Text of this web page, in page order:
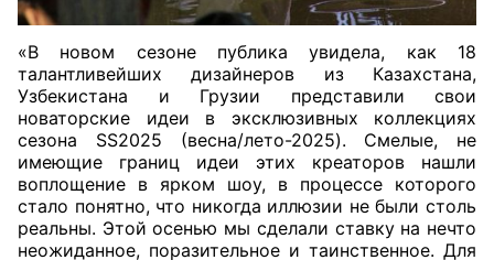
«В новом сезоне публика увидела, как 18
талантливейших дизайнеров из Казахстана,
Узбекистана и Грузии представили свои
новаторские идеи в эксклюзивных коллекциях
сезона SS2025 (весна/лето-2025). Смелые, не
имеющие границ идеи этих креаторов нашли
воплощение в ярком шоу, в процессе которого
стало понятно, что никогда иллюзии не были столь
реальны. Этой осенью мы сделали ставку на нечто
неожиданное, поразительное и таинственное. Для